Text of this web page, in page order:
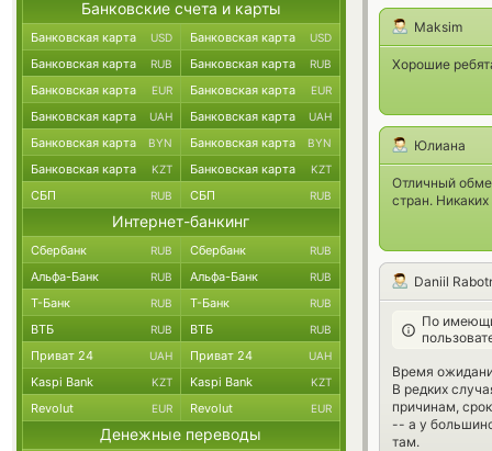
Maksim
Хорошие
Юлиана
Отличный
стран.
Daniil
По
Время
В редких
причинам,
-- а у
там.
Банковские счета и карты
Банковская карта USD Банковская карта USD
Банковская карта RUB Банковская карта RUB
Банковская карта EUR Банковская карта EUR
Банковская карта UAH Банковская карта UAH
Банковская карта BYN Банковская карта BYN
Банковская карта KZT Банковская карта KZT
СБП RUB СБП RUB
Интернет-банкинг
Сбербанк RUB Сбербанк RUB
Альфа-Банк RUB Альфа-Банк RUB
Т-Банк RUB Т-Банк RUB
ВТБ RUB ВТБ RUB
Приват 24 UAH Приват 24 UAH
Kaspi Bank KZT Kaspi Bank KZT
Revolut EUR Revolut EUR
Денежные переводы